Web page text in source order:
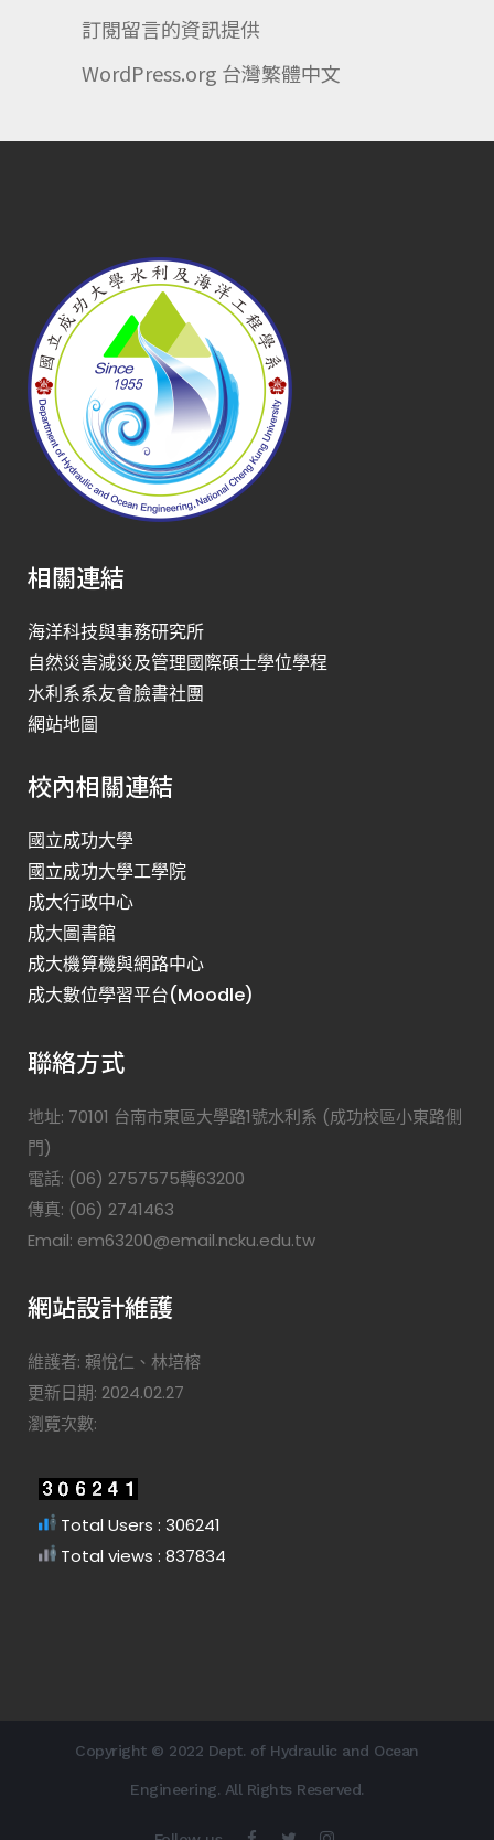
訂閱留言的資訊提供
WordPress.org 台灣繁體中文
相關連結
海洋科技與事務研究所
自然災害減災及管理國際碩士學位學程
水利系系友會臉書社團
網站地圖
校內相關連結
國立成功大學
國立成功大學工學院
成大行政中心
成大圖書館
成大機算機與網路中心
成大數位學習平台(Moodle)
聯絡方式
地址: 70101 台南市東區大學路1號水利系 (成功校區小東路側
門)
電話: (06) 2757575轉63200
傳真: (06) 2741463
Email: em63200@email.ncku.edu.tw
網站設計維護
維護者: 賴悅仁、林培榕
更新日期: 2024.02.27
瀏覽次數:
Total Users : 306241
Total views : 837834
Copyright © 2022 Dept. of Hydraulic and Ocean
Engineering. All Rights Reserved.